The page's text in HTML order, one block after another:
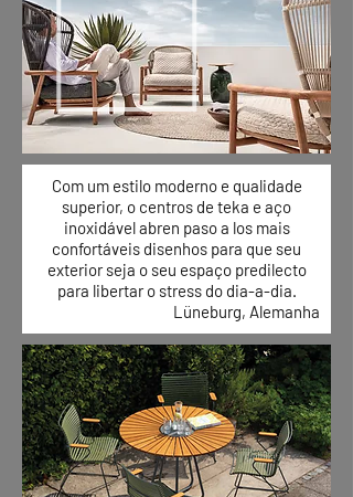
Com um estilo moderno e qualidade
superior, o centros de teka e aço
inoxidável abren paso a los mais
confortáveis disenhos para que seu
exterior seja o seu espaço predilecto
para libertar o stress do dia-a-dia.
Lüneburg, Alemanha